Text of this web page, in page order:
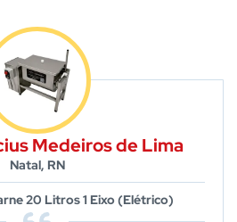
Medeiros de Lima
Natal, RN
20 Litros 1 Eixo (Elétrico)